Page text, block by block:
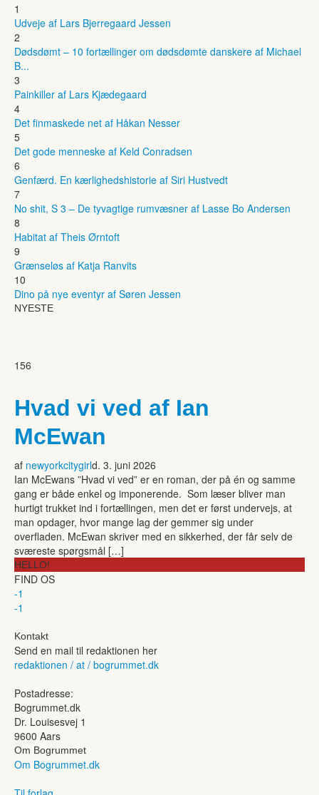
1
Udveje af Lars Bjerregaard Jessen
2
Dødsdømt – 10 fortællinger om dødsdømte danskere af Michael
B...
3
Painkiller af Lars Kjædegaard
4
Det finmaskede net af Håkan Nesser
5
Det gode menneske af Keld Conradsen
6
Genfærd. En kærlighedshistorie af Siri Hustvedt
7
No shit, S 3 – De tyvagtige rumvæsner af Lasse Bo Andersen
8
Habitat af Theis Ørntoft
9
Grænseløs af Katja Ranvits
10
Dino på nye eventyr af Søren Jessen
NYESTE
156
Hvad vi ved af Ian
McEwan
af newyorkcitygirld. 3. juni 2026
Ian McEwans ”Hvad vi ved” er en roman, der på én og samme
gang er både enkel og imponerende. Som læser bliver man
hurtigt trukket ind i fortællingen, men det er først undervejs, at
man opdager, hvor mange lag der gemmer sig under
overfladen. McEwan skriver med en sikkerhed, der får selv de
sværeste spørgsmål […]
HELLO!
FIND OS
-1
-1
Kontakt
Send en mail til redaktionen her
redaktionen / at / bogrummet.dk
Postadresse:
Bogrummet.dk
Dr. Louisesvej 1
9600 Aars
Om Bogrummet
Om Bogrummet.dk